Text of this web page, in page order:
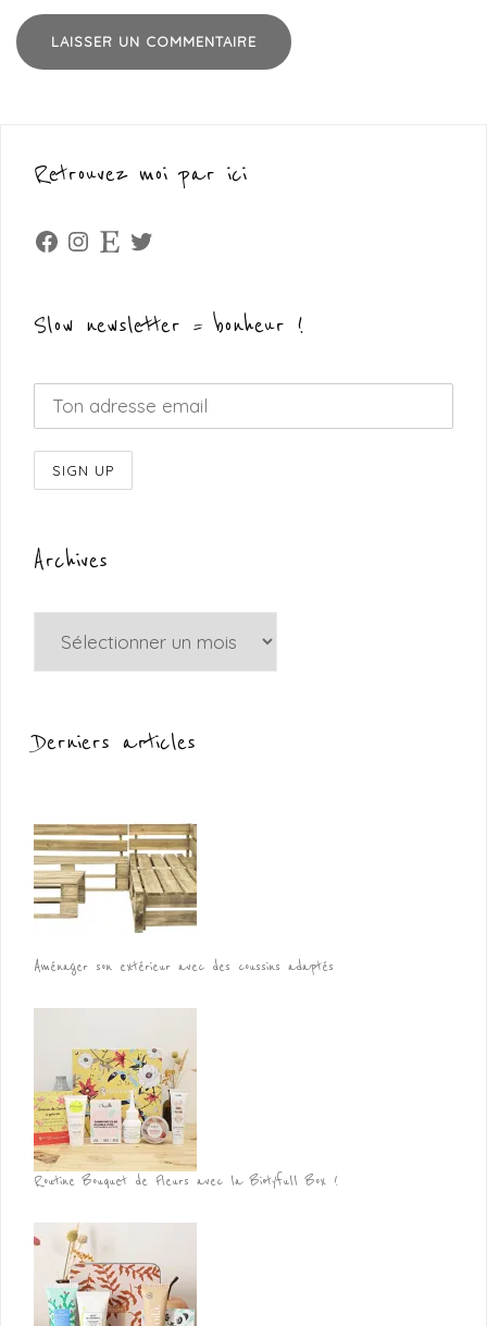
Retrouvez moi par ici
Facebook
Instagram
Etsy Twitter
Slow newsletter = bonheur !
Archives
Derniers articles
Aménager son extérieur avec des coussins adaptés
Routine Bouquet de Fleurs avec la Biotyfull Box !